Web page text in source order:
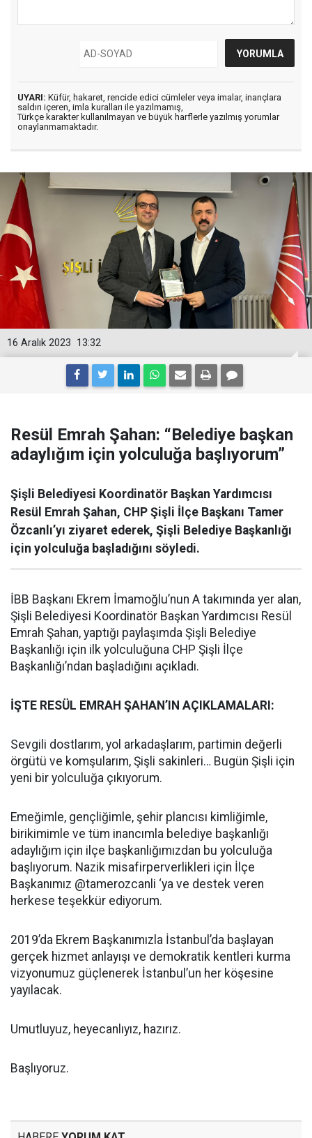
UYARI: Küfür, hakaret, rencide edici cümleler veya imalar, inançlara
saldırı içeren, imla kuralları ile yazılmamış,
Türkçe karakter kullanılmayan ve büyük harflerle yazılmış yorumlar
onaylanmamaktadır.
13:32
16 Aralık 2023
Resül Emrah Şahan: “Belediye başkan
adaylığım için yolculuğa başlıyorum”
Şişli Belediyesi Koordinatör Başkan Yardımcısı
Resül Emrah Şahan, CHP Şişli İlçe Başkanı Tamer
Özcanlı’yı ziyaret ederek, Şişli Belediye Başkanlığı
için yolculuğa başladığını söyledi.
İBB Başkanı Ekrem İmamoğlu’nun A takımında yer alan,
Şişli Belediyesi Koordinatör Başkan Yardımcısı Resül
Emrah Şahan, yaptığı paylaşımda Şişli Belediye
Başkanlığı için ilk yolculuğuna CHP Şişli İlçe
Başkanlığı’ndan başladığını açıkladı.
İŞTE RESÜL EMRAH ŞAHAN’IN AÇIKLAMALARI:
Sevgili dostlarım, yol arkadaşlarım, partimin değerli
örgütü ve komşularım, Şişli sakinleri… Bugün Şişli için
yeni bir yolculuğa çıkıyorum.
Emeğimle, gençliğimle, şehir plancısı kimliğimle,
birikimimle ve tüm inancımla belediye başkanlığı
adaylığım için ilçe başkanlığımızdan bu yolculuğa
başlıyorum. Nazik misafirperverlikleri için İlçe
Başkanımız @tamerozcanli ‘ya ve destek veren
herkese teşekkür ediyorum.
2019’da Ekrem Başkanımızla İstanbul’da başlayan
gerçek hizmet anlayışı ve demokratik kentleri kurma
vizyonumuz güçlenerek İstanbul’un her köşesine
yayılacak.
Umutluyuz, heyecanlıyız, hazırız.
Başlıyoruz.